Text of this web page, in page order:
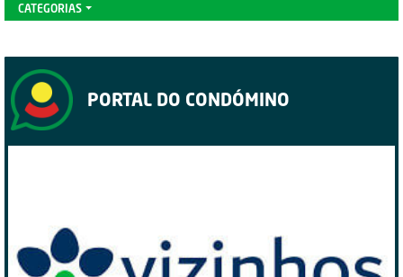
CATEGORIAS
PORTAL DO CONDÓMINO